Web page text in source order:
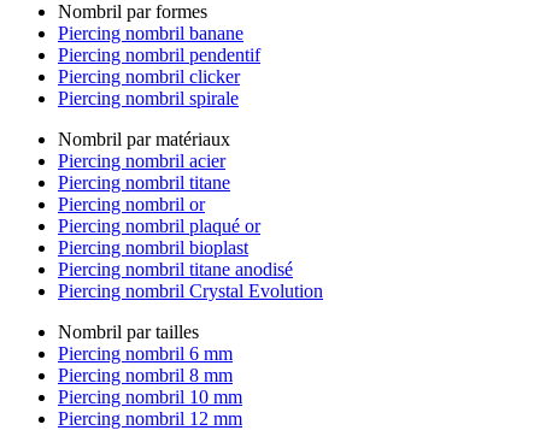
Nombril par formes
Piercing nombril banane
Piercing nombril pendentif
Piercing nombril clicker
Piercing nombril spirale
Nombril par matériaux
Piercing nombril acier
Piercing nombril titane
Piercing nombril or
Piercing nombril plaqué or
Piercing nombril bioplast
Piercing nombril titane anodisé
Piercing nombril Crystal Evolution
Nombril par tailles
Piercing nombril 6 mm
Piercing nombril 8 mm
Piercing nombril 10 mm
Piercing nombril 12 mm